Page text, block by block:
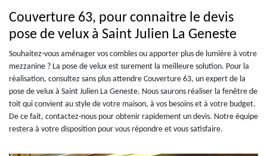
Couverture 63, pour connaitre le devis
pose de velux à Saint Julien La Geneste
Souhaitez-vous aménager vos combles ou apporter plus de lumière à votre
mezzanine ? La pose de velux est surement la meilleure solution. Pour la
réalisation, consultez sans plus attendre Couverture 63, un expert de la
pose de velux à Saint Julien La Geneste. Nous saurons réaliser la fenêtre de
toit qui convient au style de votre maison, à vos besoins et à votre budget.
De ce fait, contactez-nous pour obtenir rapidement un devis. Notre équipe
restera à votre disposition pour vous répondre et vous satisfaire.